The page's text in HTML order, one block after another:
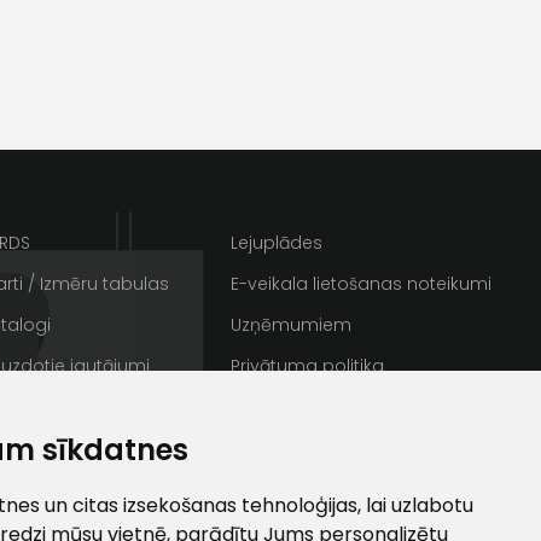
sīkdatnes
un citas izsekošanas tehnoloģijas, lai uzlabotu
mūsu vietnē, parādītu Jums personalizētu
/ Izmēru tabulas
uzdotie jautājumi
Galerija
Lejuplādes
E-veikala lietošanas noteikumi
Uzņēmumiem
Privātuma politika
privātuma politikai